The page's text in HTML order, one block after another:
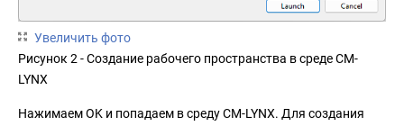
Увеличить фото
Рисунок 2 - Создание рабочего пространства в среде CM-
LYNX
Нажимаем OK и попадаем в среду CM-LYNX. Для создания